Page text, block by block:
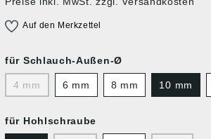
Auf den Merkzettel
für Schlauch-Außen-Ø
4 mm 6 mm 8 mm 10 mm
für Hohlschraube